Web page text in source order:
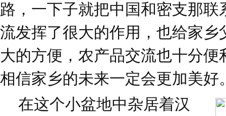
路，一下子就把中国和密支那
流发挥了很大的作用，也给家乡
大的方便，农产品交流也十分
相信家乡的未来一定会更加美好
在这个小盆地中杂居着汉